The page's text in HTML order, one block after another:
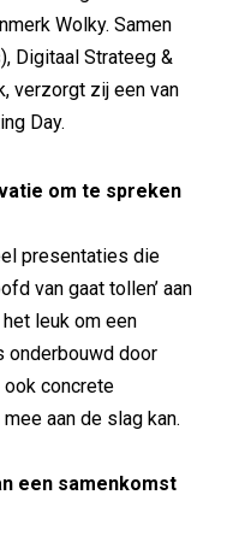
Wolky. Samen
Digitaal Strateeg &
verzorgt zij een van
Day.
om te spreken
presentaties die
van gaat tollen’ aan
leuk om een
onderbouwd door
ook concrete
aan de slag kan.
een samenkomst